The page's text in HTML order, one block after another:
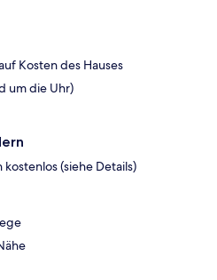
Kosten des Hauses
um die Uhr)
(siehe Details)